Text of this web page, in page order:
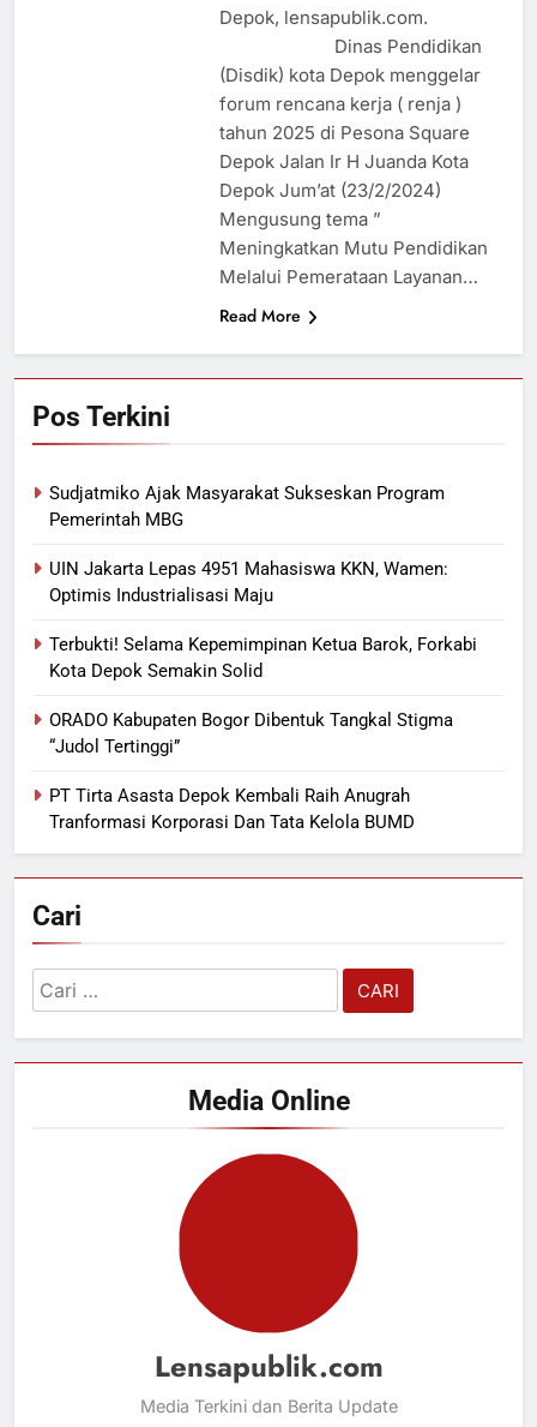
Depok, lensapublik.com.
Dinas Pendidikan
(Disdik) kota Depok menggelar
forum rencana kerja ( renja )
tahun 2025 di Pesona Square
Depok Jalan Ir H Juanda Kota
Depok Jum’at (23/2/2024)
Mengusung tema ”
Meningkatkan Mutu Pendidikan
Melalui Pemerataan Layanan…
Read More
Pos Terkini
Sudjatmiko Ajak Masyarakat Sukseskan Program
Pemerintah MBG
UIN Jakarta Lepas 4951 Mahasiswa KKN, Wamen:
Optimis Industrialisasi Maju
Terbukti! Selama Kepemimpinan Ketua Barok, Forkabi
Kota Depok Semakin Solid
ORADO Kabupaten Bogor Dibentuk Tangkal Stigma
“Judol Tertinggi”
PT Tirta Asasta Depok Kembali Raih Anugrah
Tranformasi Korporasi Dan Tata Kelola BUMD
Cari
Cari
untuk:
Media Online
Lensapublik.com
Media Terkini dan Berita Update